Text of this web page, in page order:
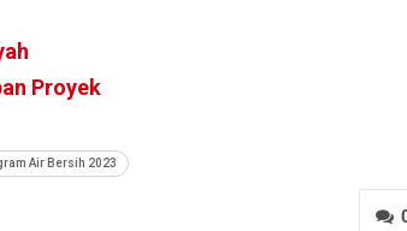
Proyek
Air Bersih 2023